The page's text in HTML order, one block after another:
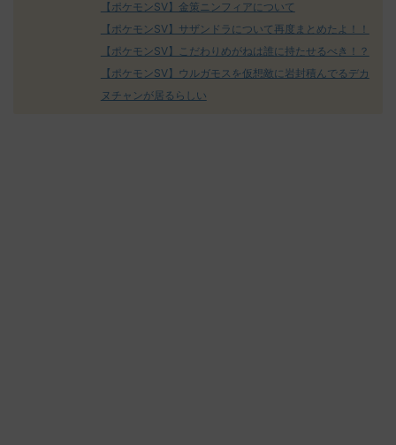
【ポケモンSV】金策ニンフィアについて
【ポケモンSV】サザンドラについて再度まとめたよ！！
【ポケモンSV】こだわりめがねは誰に持たせるべき！？
【ポケモンSV】ウルガモスを仮想敵に岩封積んでるデカ
ヌチャンが居るらしい